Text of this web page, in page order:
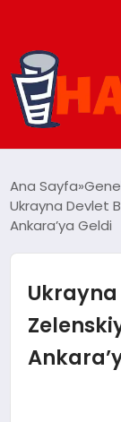
GÜNDEM
SOSYAL MEDYA
Ana Sayfa
Ukrayna Devlet
Ankara’ya Geldi
Ukrayna